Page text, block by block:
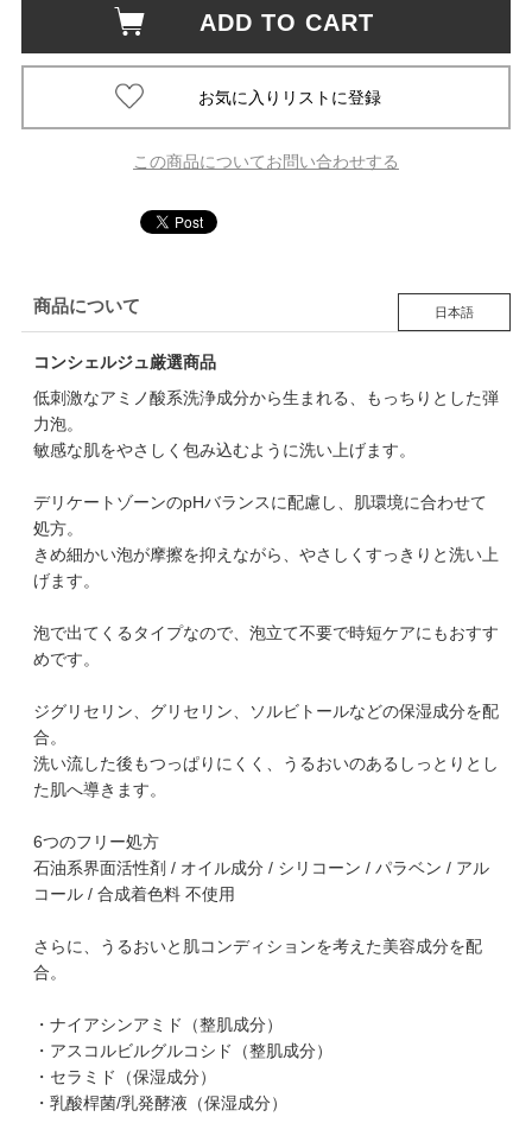
ADD TO CART
この商品についてお問い合わせする
商品について 日本語
コンシェルジュ厳選商品
低刺激なアミノ酸系洗浄成分から生まれる、もっちりとした弾
力泡。
敏感な肌をやさしく包み込むように洗い上げます。
デリケートゾーンのpHバランスに配慮し、肌環境に合わせて
処方。
きめ細かい泡が摩擦を抑えながら、やさしくすっきりと洗い上
げます。
泡で出てくるタイプなので、泡立て不要で時短ケアにもおすす
めです。
ジグリセリン、グリセリン、ソルビトールなどの保湿成分を配
合。
洗い流した後もつっぱりにくく、うるおいのあるしっとりとし
た肌へ導きます。
6つのフリー処方
石油系界面活性剤 / オイル成分 / シリコーン / パラベン / アル
コール / 合成着色料 不使用
さらに、うるおいと肌コンディションを考えた美容成分を配
合。
・ナイアシンアミド（整肌成分）
・アスコルビルグルコシド（整肌成分）
・セラミド（保湿成分）
・乳酸桿菌/乳発酵液（保湿成分）